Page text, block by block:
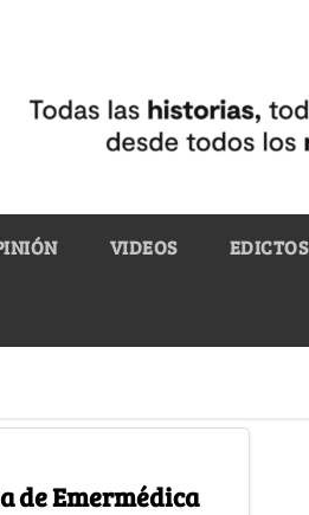
VIDEOS EDICTOS
de Emermédica